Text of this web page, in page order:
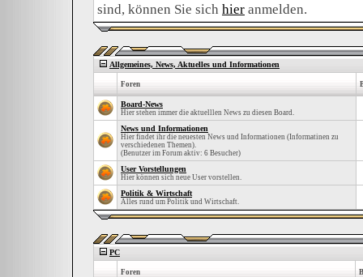
sind, können Sie sich hier anmelden.
Allgemeines, News, Aktuelles und Informationen
Foren
Board-News
Hier stehen immer die aktuelllen News zu diesen Board.
News und Informationen
Hier findet ihr die neuesten News und Informationen (Informatinen zu
verschiedenen Themen).
(Benutzer im Forum aktiv: 6 Besucher)
User Vorstellungen
Hier können sich neue User vorstellen.
Politik & Wirtschaft
Alles rund um Politik und Wirtschaft.
PC
Foren